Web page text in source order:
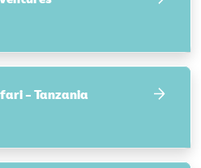
– Tanzania